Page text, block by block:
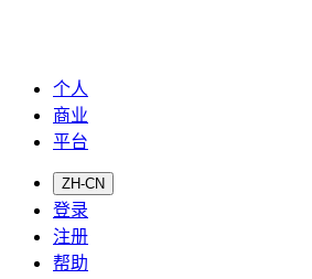
个人
商业
平台
ZH-CN
登录
注册
帮助